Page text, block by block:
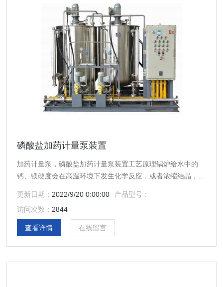
磷酸盐加药计量泵装置
加药计量泵，磷酸盐加药计量泵装置工艺原理锅炉给水中的
钙、镁硬度会在高温环境下发生化学反应，或者浓缩结晶，生
良导体，会阻碍热传导，还会诱发并加剧垢下金属化学腐蚀。
更新日期： 2022/9/20 0:00:00
产品型号：
访问次数： 2844
查看详情 在线留言